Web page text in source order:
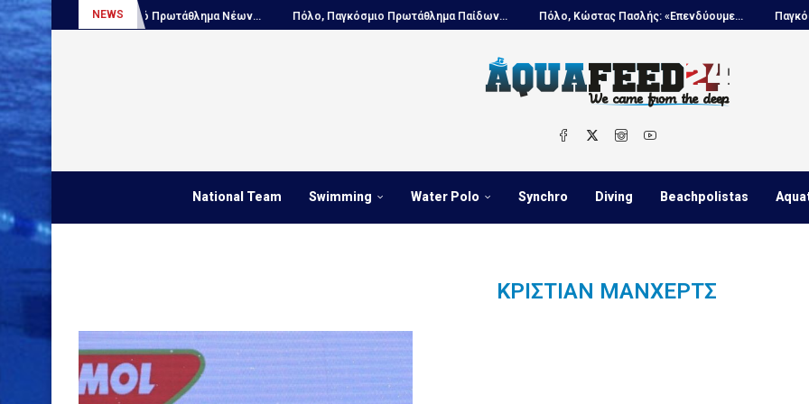
NEWS
Πόλο, Ευρωπαϊκό Πρωτάθλημα Νέων... Πόλο, Παγκόσμιο Πρωτάθλημα Παίδων... Πόλο, Κώστας Πασλής: «Επενδύουμε...
National Team Swimming Water Polo Synchro Diving Beachpolistas
ΚΡΊΣΤΙΑΝ ΜΆΝΧΕΡΤΣ